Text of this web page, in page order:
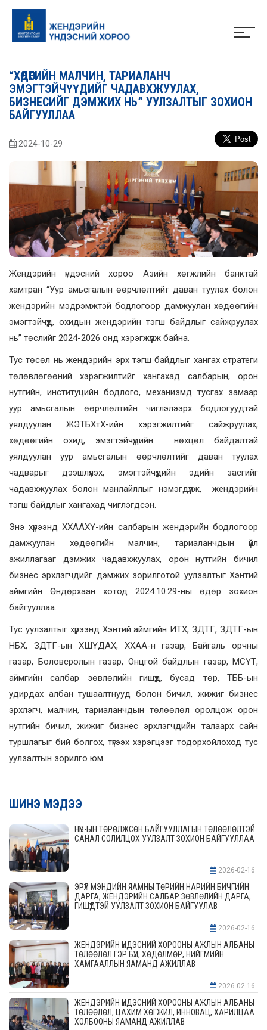
“ХӨДӨӨГИЙН МАЛЧИН, ТАРИАЛАНЧ
ЭМЭГТЭЙЧҮҮДИЙГ ЧАДАВХЖУУЛАХ,
БИЗНЕСИЙГ ДЭМЖИХ НЬ” УУЛЗАЛТЫГ ЗОХИОН
БАЙГУУЛЛАА
2024-10-29
Жендэрийн үндэсний хороо Азийн хөгжлийн банктай
хамтран “Уур амьсгалын өөрчлөлтийг даван туулах болон
жендэрийн мэдрэмжтэй бодлогоор дамжуулан хөдөөгийн
эмэгтэйчүүд, охидын жендэрийн тэгш байдлыг сайжруулах
нь” төслийг 2024-2026 онд хэрэгжүүлж байна.
Тус төсөл нь жендэрийн эрх тэгш байдлыг хангах стратеги
төлөвлөгөөний хэрэгжилтийг хангахад салбарын, орон
нутгийн, институцийн бодлого, механизмд тусгах замаар
уур амьсгалын өөрчлөлтийн чиглэлээрх бодлогуудтай
уялдуулан ЖЭТБХтХ-ийн хэрэгжилтийг сайжруулах,
хөдөөгийн охид, эмэгтэйчүүдийн нөхцөл байдалтай
уялдуулан уур амьсгалын өөрчлөлтийг даван туулах
чадварыг дээшлүүлэх, эмэгтэйчүүдийн эдийн засгийг
чадавхжуулах болон манлайллыг нэмэгдүүлж, жендэрийн
тэгш байдлыг хангахад чиглэгдсэн.
Энэ хүрээнд ХХААХҮ-ийн салбарын жендэрийн бодлогоор
дамжуулан хөдөөгийн малчин, тариаланчдын үйл
ажиллагааг дэмжих чадавхжуулах, орон нутгийн бичил
бизнес эрхлэгчдийг дэмжих зорилготой уулзалтыг Хэнтий
аймгийн Өндөрхаан хотод 2024.10.29-ны өдөр зохион
байгууллаа.
Тус уулзалтыг хүрээнд Хэнтий аймгийн ИТХ, ЗДТГ, ЗДТГ-ын
НБХ, ЗДТГ-ын ХШҮДАХ, ХХАА-н газар, Байгаль орчны
газар, Боловсролын газар, Онцгой байдлын газар, МСҮТ,
аймгийн салбар зөвлөлийн гишүүд, бусад төр, ТББ-ын
удирдах албан тушаалтнууд болон бичил, жижиг бизнес
эрхлэгч, малчин, тариаланчдын төлөөлөл оролцож орон
нутгийн бичил, жижиг бизнес эрхлэгчдийн талаарх сайн
туршлагыг бий болгох, түгээх хэрэгцээг тодорхойлоход тус
уулзалтын зорилго юм.
ШИНЭ МЭДЭЭ
НҮБ-ЫН ТӨРӨЛЖСӨН БАЙГУУЛЛАГЫН ТӨЛӨӨЛӨЛТЭЙ
САНАЛ СОЛИЛЦОХ УУЛЗАЛТ ЗОХИОН БАЙГУУЛЛАА
2026-02-16
ЭРҮҮЛ МЭНДИЙН ЯАМНЫ ТӨРИЙН НАРИЙН БИЧГИЙН
ДАРГА, ЖЕНДЭРИЙН САЛБАР ЗӨВЛӨЛИЙН ДАРГА,
ГИШҮҮДТЭЙ УУЛЗАЛТ ЗОХИОН БАЙГУУЛАВ
2026-02-16
ЖЕНДЭРИЙН ҮНДЭСНИЙ ХОРООНЫ АЖЛЫН АЛБАНЫ
ТӨЛӨӨЛӨЛ ГЭР БҮЛ, ХӨДӨЛМӨР, НИЙГМИЙН
ХАМГААЛЛЫН ЯАМАНД АЖИЛЛАВ
2026-02-16
ЖЕНДЭРИЙН ҮНДЭСНИЙ ХОРООНЫ АЖЛЫН АЛБАНЫ
ТӨЛӨӨЛӨЛ, ЦАХИМ ХӨГЖИЛ, ИННОВАЦ, ХАРИЛЦАА
ХОЛБООНЫ ЯАМАНД АЖИЛЛАВ